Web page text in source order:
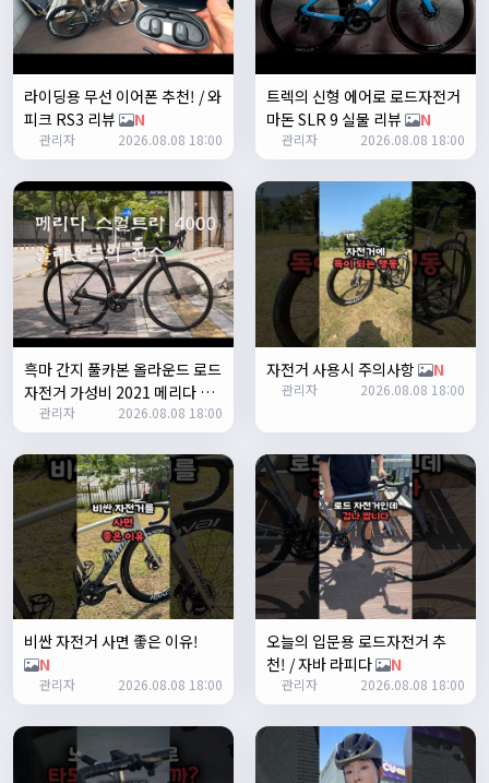
2
쏭박17:23:38
테스트 2
쏭박17:23:41
테스트 테스트
쏭박17:24:16
쏭박 17:24:22
사진 업로드 테스트
쏭박17:24:35
테스트 완료입니다 :)
Leepi02:57:35
1
알루미06:16:14
뇽
1/23/2025
관리자09:12:09
사이트 가입자수가 100명이 넘었습니다 :)
관리자09:12:12
다들 좋은하루되세요~
열심히타자12:16:55
라이딩용 무선 이어폰 추천! / 와
피크 RS3 리뷰
N
관리자 2026.08.08 18:00
트렉의 신형 에어로 로드자전거
마돈 SLR 9 실물 리뷰
N
관리자 2026.08.08 18:00
흑마 간지 풀카본 올라운드 로드
자전거 가성비 2021 메리다 스
컬트라 4000/105구동계 유압
식 디스크 브레이크
N
관리자 2026.08.08 18:00
자전거 사용시 주의사항 N
관리자 2026.08.08 18:00
비싼 자전거 사면 좋은 이유!
N
관리자 2026.08.08 18:00
오늘의 입문용 로드자전거 추
천! / 자바 라피다
N
관리자 2026.08.08 18:00